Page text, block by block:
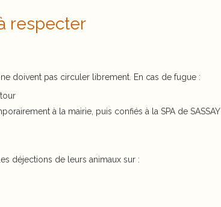
respecter
doivent pas circuler librement. En cas de fugue :
à la mairie, puis confiés à la SPA de SASSAY
déjections de leurs animaux sur :